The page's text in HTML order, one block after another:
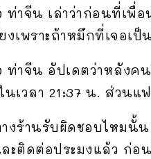
าจีน เล่าว่าก่อนที่เพื่
งเพราะถ้าหมึกที่เจอเ
าจีน อัปเดตว่าหลังค
นเวลา 21:37 น. ส่วน
งร้านรับผิดชอบไหมนั้น
ะติดต่อประมงแล้ว ก่อ